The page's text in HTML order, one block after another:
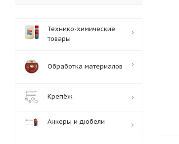
Технико-химические
товары
Обработка материалов
Крепёж
Анкеры и дюбели